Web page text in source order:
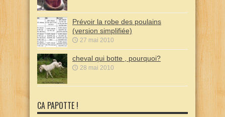
Prévoir la robe des poulains
(version simplifiée)
27 mai 2010
cheval qui botte , pourquoi?
28 mai 2010
CA PAPOTTE !